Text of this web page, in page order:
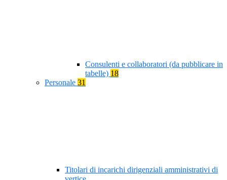
Consulenti e collaboratori (da pubblicare in
tabelle) 18
Personale 31
Titolari di incarichi dirigenziali amministrativi di